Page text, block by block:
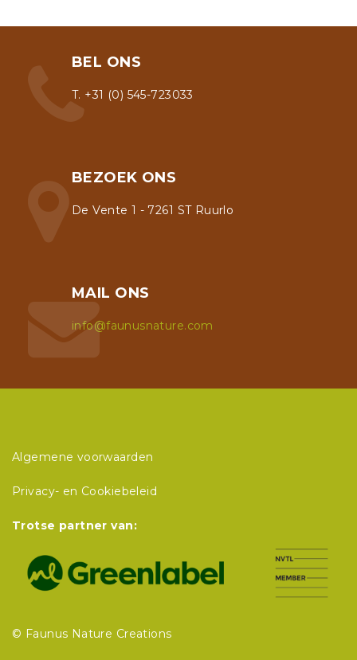
BEL ONS
T. +31 (0) 545-723033
BEZOEK ONS
De Vente 1 - 7261 ST Ruurlo
MAIL ONS
info@faunusnature.com
Algemene voorwaarden
Privacy- en Cookiebeleid
Trotse partner van:
© Faunus Nature Creations